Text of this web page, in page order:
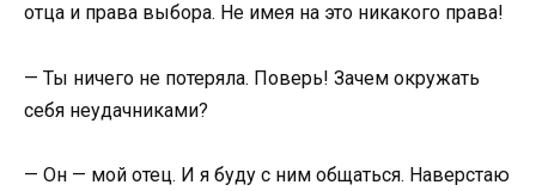
отца и права выбора. Не имея на это никакого права!
— Ты ничего не потеряла. Поверь! Зачем окружать
себя неудачниками?
— Он — мой отец. И я буду с ним общаться. Наверстаю